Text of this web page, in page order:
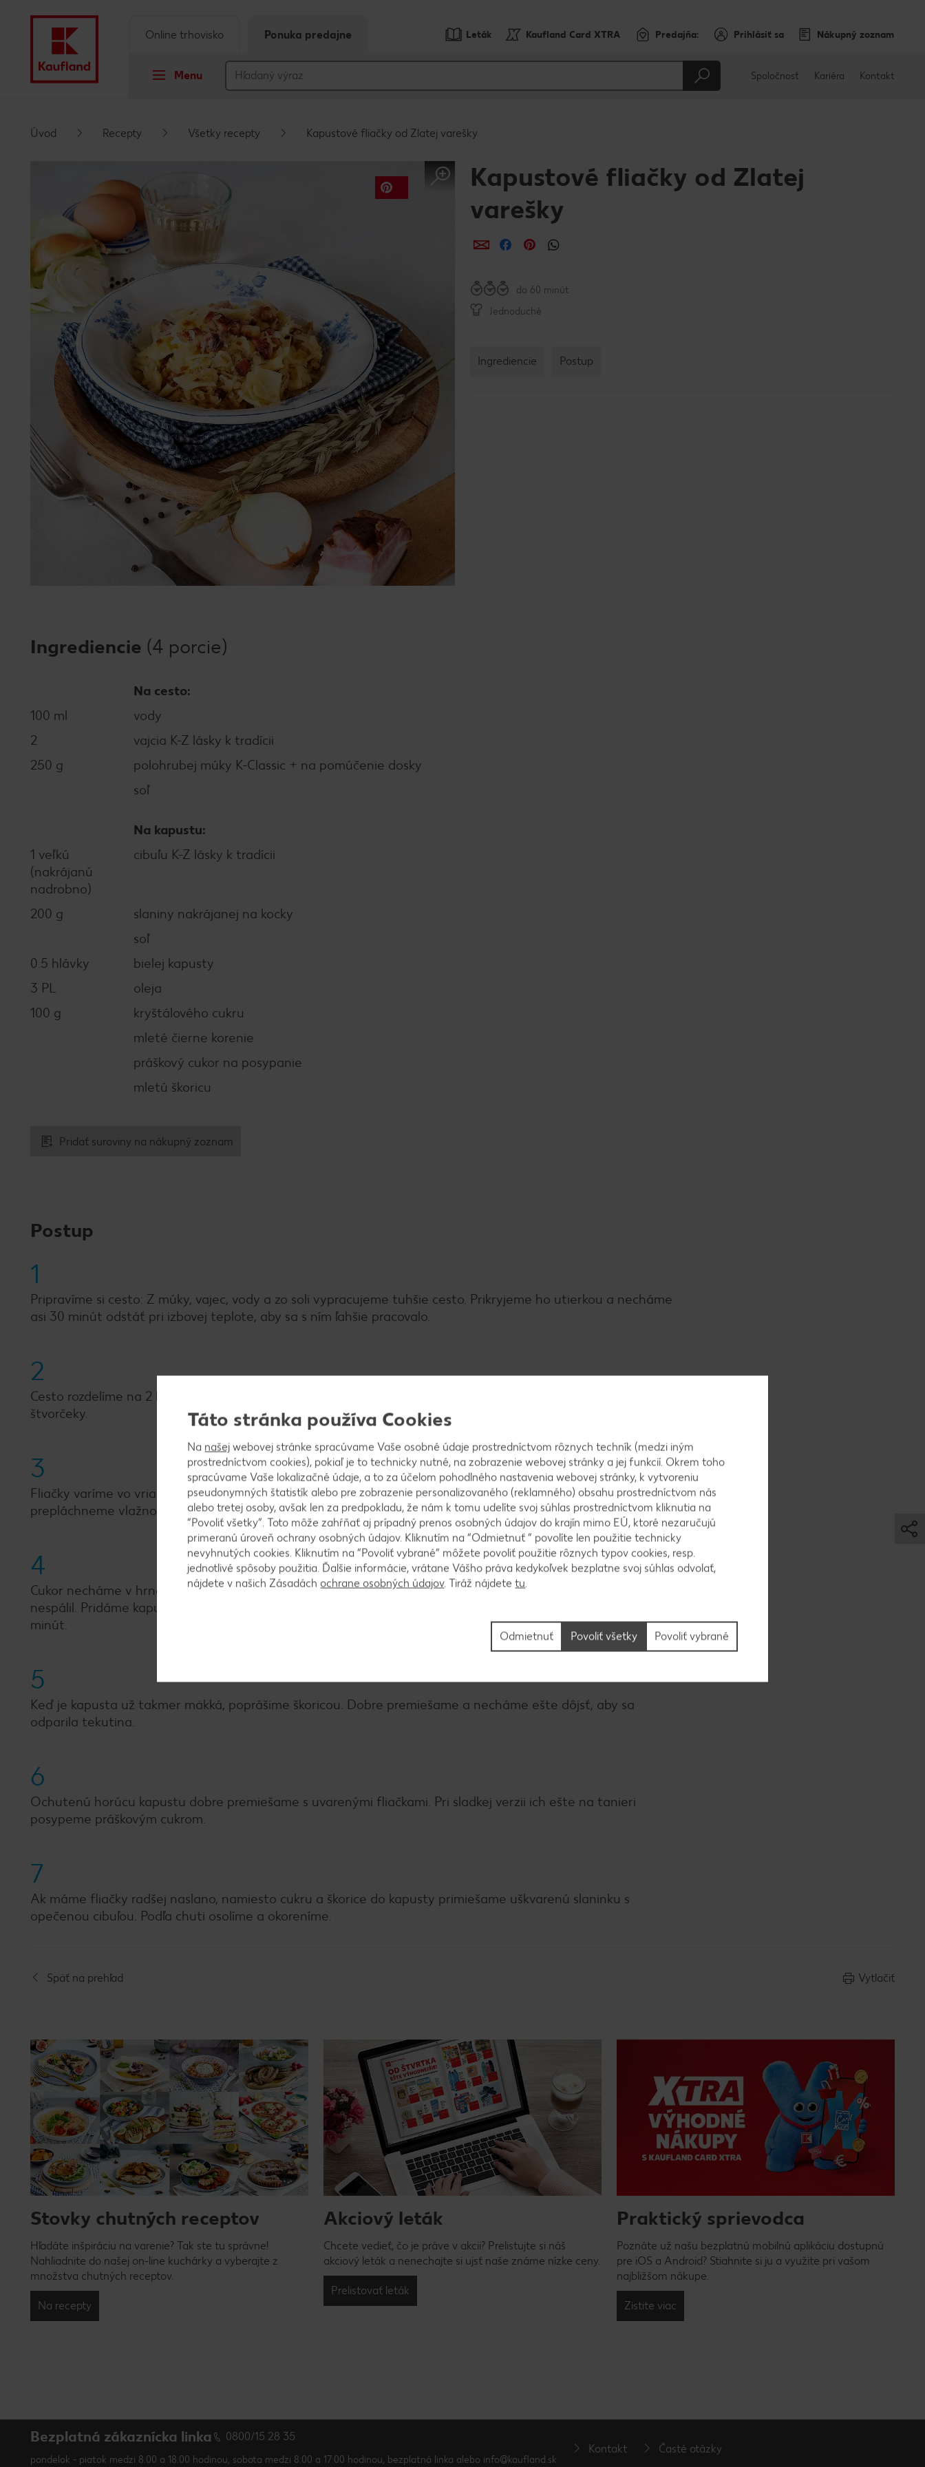
Vyskakovací bočný panel
Leták Kaufland Card XTRA Predajňa: Prihlásiť sa Nákupný zoznam
Menu
Online trhovisko Ponuka predajne
Spoločnosť Kariéra Kontakt
Úvod Recepty Všetky recepty Kapustové fliačky od Zlatej varešky
Kapustové fliačky od Zlatej
varešky
ZdieľaťZdieľaťZdieľať
do 60 minút
Jednoduché
Ingrediencie Postup
Ingrediencie (4 porcie)
Na cesto:
100 ml
vody
2
vajcia K-Z lásky k tradícii
250 g
polohrubej múky K-Classic + na pomúčenie dosky
soľ
Na kapustu:
1 veľkú
(nakrájanú
nadrobno)
cibuľu K-Z lásky k tradícii
200 g
slaniny nakrájanej na kocky
soľ
0.5 hlávky
bielej kapusty
3 PL
oleja
100 g
kryštálového cukru
mleté čierne korenie
práškový cukor na posypanie
mletú škoricu
Pridať suroviny na nákupný zoznam
Postup
1
Pripravíme si cesto: Z múky, vajec, vody a zo soli vypracujeme tuhšie cesto. Prikryjeme ho utierkou a necháme
asi 30 minút odstáť pri izbovej teplote, aby sa s ním ľahšie pracovalo.
2
Cesto rozdelíme na 2 bochníky, každý vyvaľkáme na pomúčenej doske natenko a nakrájame na malé
štvorčeky.
3
Fliačky varíme vo vriacej mierne osolenej vode 2 až 3 minúty, kým nevyplávajú na povrch. Scedíme a
prepláchneme vlažnou vodou.
4
Cukor necháme v hrnci na miernom ohni skaramelizovať a až keď trocha zhnedne, prilejeme olej, aby sa
nespálil. Pridáme kapustu nastrúhanú na hrubšom strúhadle, osolíme, podlejeme vodou a dusíme asi 20
minút.
5
Keď je kapusta už takmer mäkká, poprášime škoricou. Dobre premiešame a necháme ešte dôjsť, aby sa
odparila tekutina.
6
Ochutenú horúcu kapustu dobre premiešame s uvarenými fliačkami. Pri sladkej verzii ich ešte na tanieri
posypeme práškovým cukrom.
7
Ak máme fliačky radšej naslano, namiesto cukru a škorice do kapusty primiešame uškvarenú slaninku s
opečenou cibuľou. Podľa chuti osolíme a okoreníme.
Späť na prehľad Vytlačiť
Stovky chutných receptov
Hľadáte inšpiráciu na varenie? Tak ste tu správne!
Nahliadnite do našej on-line kuchárky a vyberajte z
množstva chutných receptov.
Na recepty
Akciový leták
Chcete vedieť, čo je práve v akcii? Prelistujte si náš
akciový leták a nenechajte si ujsť naše známe nízke ceny.
Prelistovať leták
Praktický sprievodca
Poznáte už našu bezplatnú mobilnú aplikáciu dostupnú
pre iOS a Android? Stiahnite si ju a využite pri vašom
najbližšom nákupe.
Zistite viac
Bezplatná zákaznícka linka 0800/15 28 35
pondelok - piatok medzi 8:00 a 18:00 hodinou, sobota medzi 8:00 a 17:00 hodinou, bezplatná linka alebo info@kaufland.sk
Kontakt Časté otázky
Táto stránka používa Cookies
Na našej webovej stránke spracúvame Vaše osobné údaje prostredníctvom rôznych techník (medzi iným
prostredníctvom cookies), pokiaľ je to technicky nutné, na zobrazenie webovej stránky a jej funkcií. Okrem toho
spracúvame Vaše lokalizačné údaje, a to za účelom pohodlného nastavenia webovej stránky, k vytvoreniu
pseudonymných štatistík alebo pre zobrazenie personalizovaného (reklamného) obsahu prostredníctvom nás
alebo tretej osoby, avšak len za predpokladu, že nám k tomu udelíte svoj súhlas prostredníctvom kliknutia na
“Povoliť všetky”. Toto môže zahŕňať aj prípadný prenos osobných údajov do krajín mimo EÚ, ktoré nezaručujú
primeranú úroveň ochrany osobných údajov. Kliknutím na “Odmietnuť ” povolíte len použitie technicky
nevyhnutých cookies. Kliknutím na “Povoliť vybrané” môžete povoliť použitie rôznych typov cookies, resp.
jednotlivé spôsoby použitia. Ďalšie informácie, vrátane Vášho práva kedykoľvek bezplatne svoj súhlas odvolať,
nájdete v našich Zásadách ochrane osobných údajov. Tiráž nájdetetu.
Povoliť vybrané
Odmietnuť Povoliť všetky